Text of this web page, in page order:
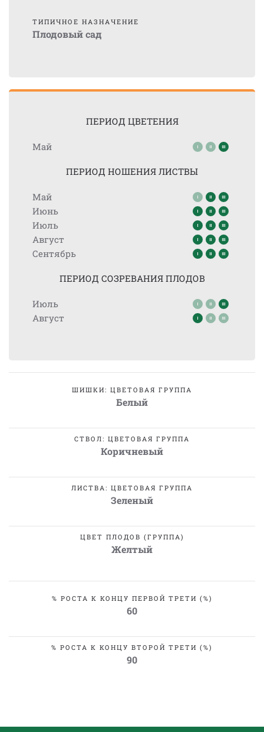
ТИПИЧНОЕ НАЗНАЧЕНИЕ
Плодовый сад
ПЕРИОД ЦВЕТЕНИЯ
Май
ПЕРИОД НОШЕНИЯ ЛИСТВЫ
Май
Июнь
Июль
Август
Сентябрь
ПЕРИОД СОЗРЕВАНИЯ ПЛОДОВ
Июль
Август
ШИШКИ: ЦВЕТОВАЯ ГРУППА
Белый
СТВОЛ: ЦВЕТОВАЯ ГРУППА
Коричневый
ЛИСТВА: ЦВЕТОВАЯ ГРУППА
Зеленый
ЦВЕТ ПЛОДОВ (ГРУППА)
Желтый
% РОСТА К КОНЦУ ПЕРВОЙ ТРЕТИ (%)
60
% РОСТА К КОНЦУ ВТОРОЙ ТРЕТИ (%)
90